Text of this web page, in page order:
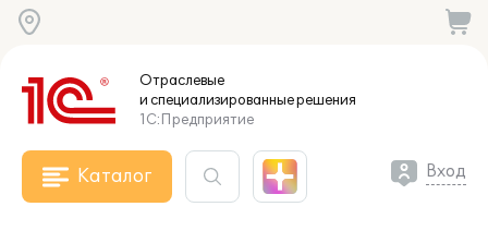
Отраслевые
и специализированныерешения
1С:Предприятие
Каталог Вход